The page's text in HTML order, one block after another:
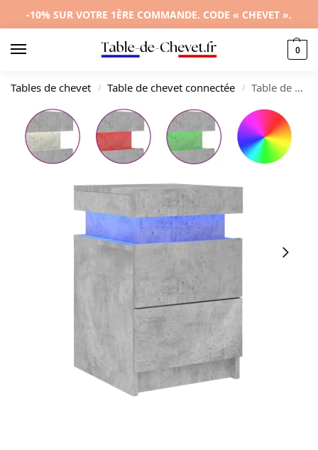
-10% SUR VOTRE 1ÈRE COMMANDE. CODE « CHEVET ».
0
Tables de chevet / Table de chevet connectée / Table de chevet bois gris moderne contemporain LED, 35x39x55cm